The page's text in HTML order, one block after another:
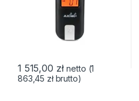
1 515,00 zł netto (1
863,45 złbrutto)